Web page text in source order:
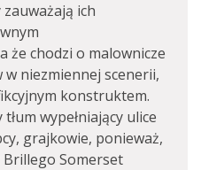
ich
że chodzi o malownicze
niezmiennej scenerii,
konstruktem.
wypełniający ulice
grajkowie, ponieważ,
Brillego Somerset